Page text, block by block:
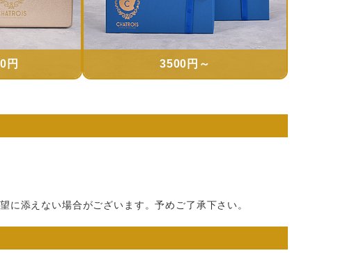
円 3500円～
添えない場合がございます。予めご了承下さい。